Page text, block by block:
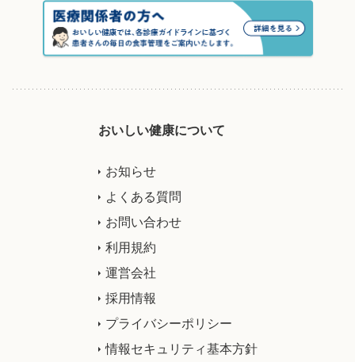
おいしい健康について
お知らせ
よくある質問
お問い合わせ
利用規約
運営会社
採用情報
プライバシーポリシー
情報セキュリティ基本方針